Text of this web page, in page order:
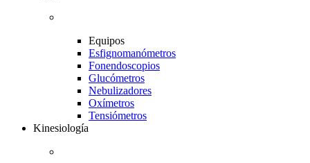
Equipos
Esfignomanómetros
Fonendoscopios
Glucómetros
Nebulizadores
Oxímetros
Tensiómetros
Kinesiología